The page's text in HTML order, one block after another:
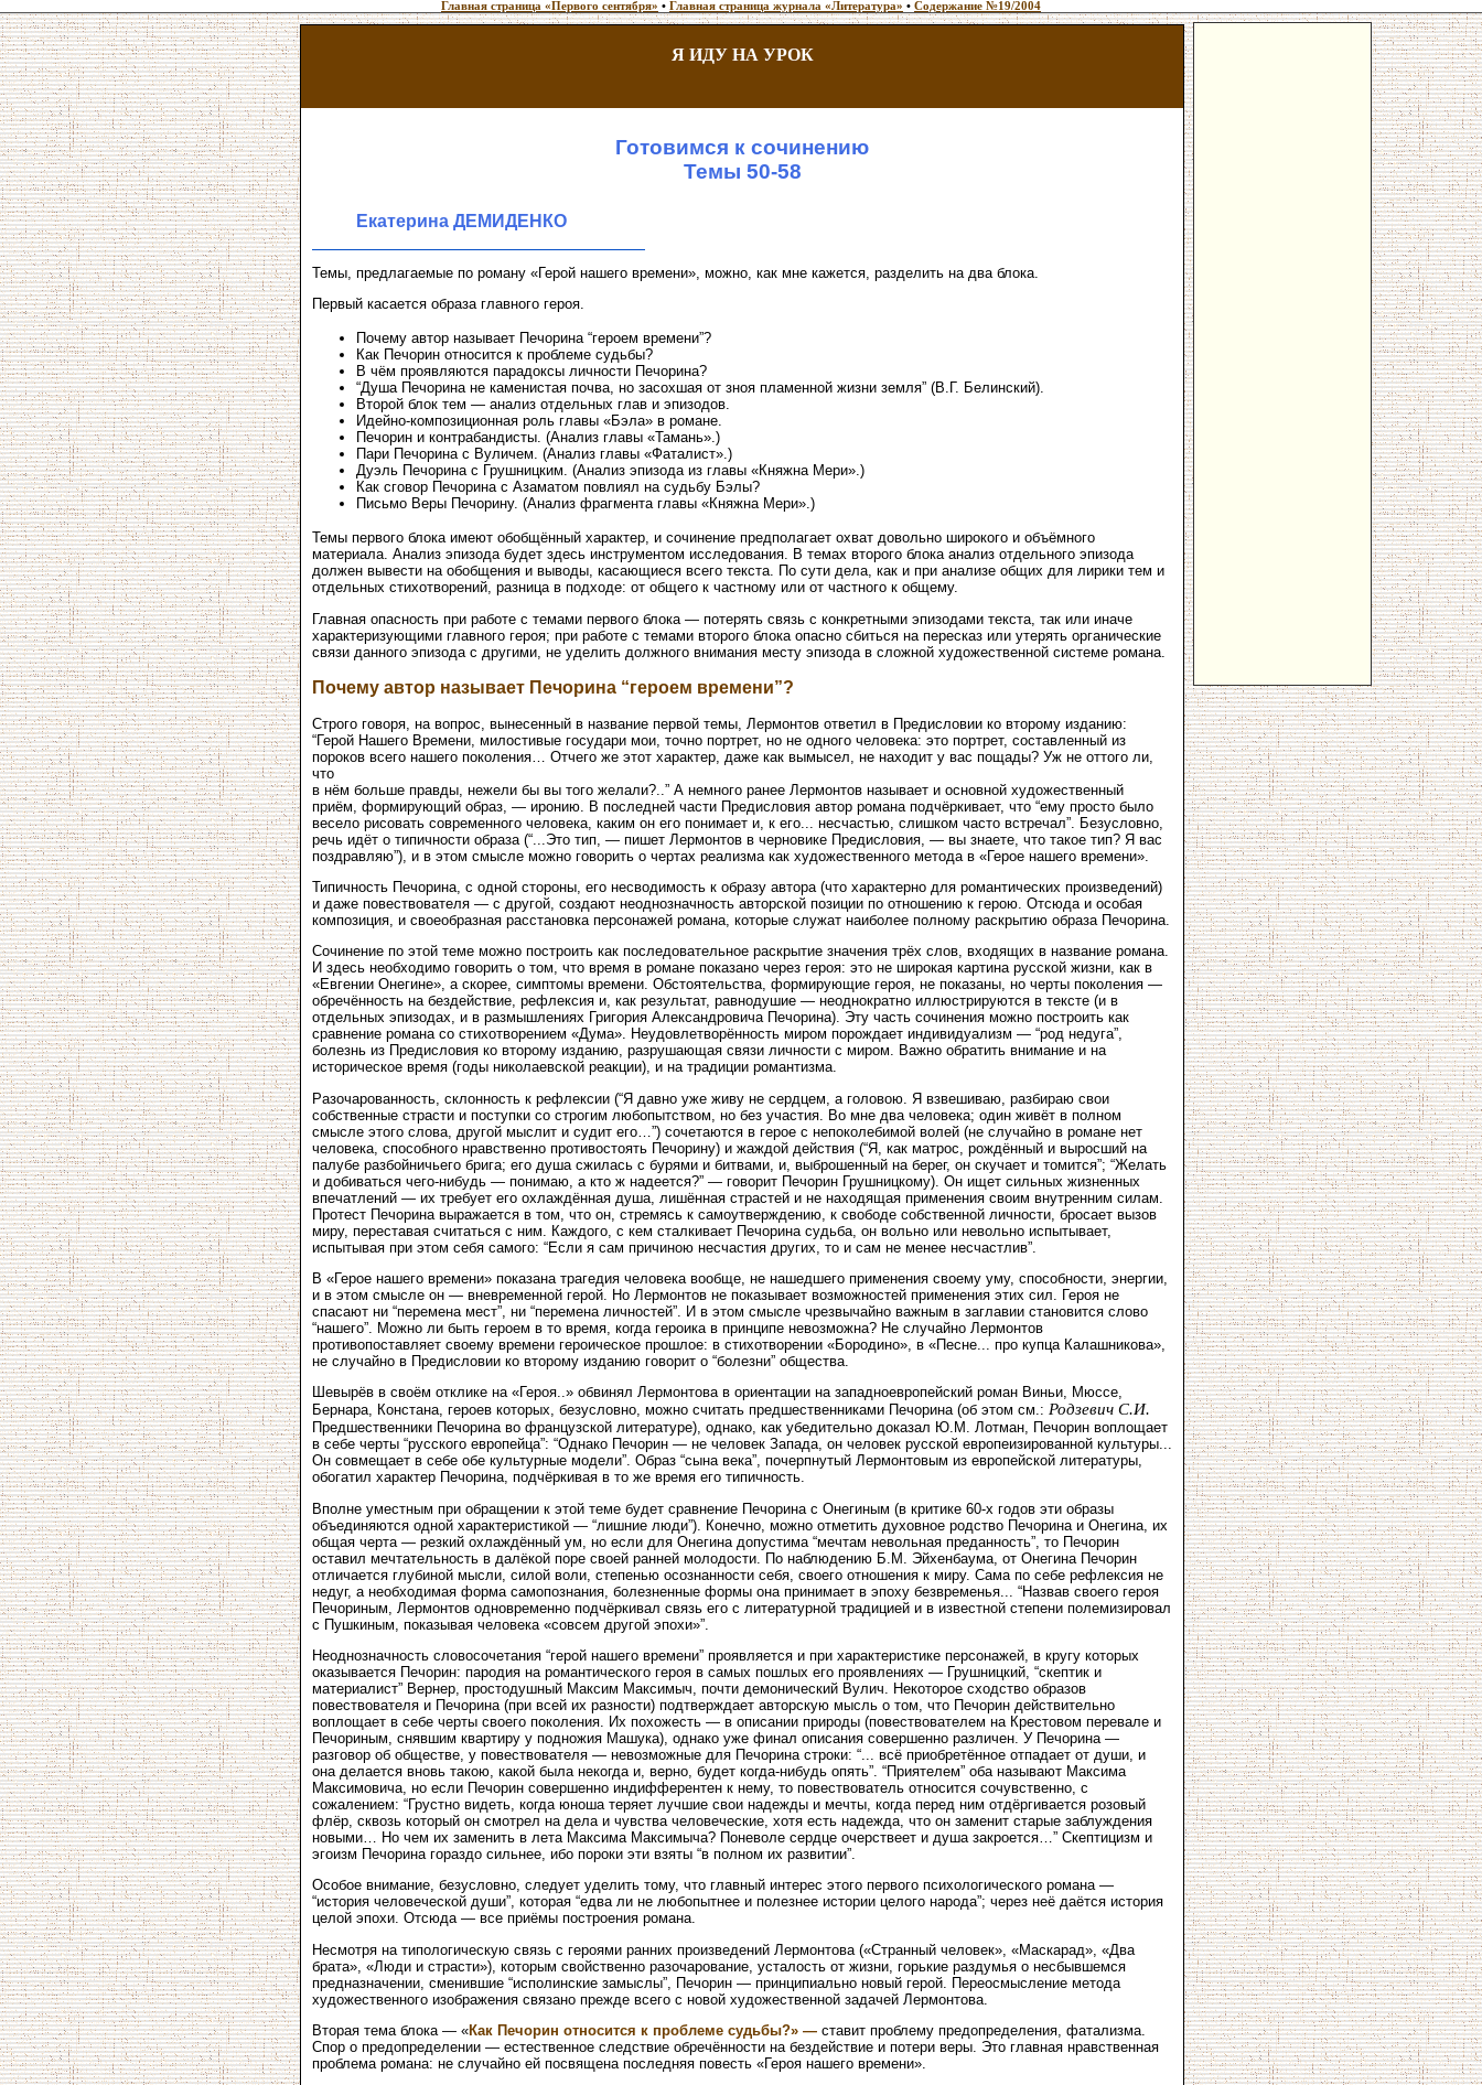
Главная страница «Первого сентября» • Главная страница журнала «Литература» • Содержание №19/2004
Я ИДУ НА УРОК
Готовимся к сочинению
Темы 50-58
Екатерина ДЕМИДЕНКО
Темы, предлагаемые по роману «Герой нашего времени», можно, как мне кажется, разделить на два блока.
Первый касается образа главного героя.
Почему автор называет Печорина “героем времени”?
Как Печорин относится к проблеме судьбы?
В чём проявляются парадоксы личности Печорина?
“Душа Печорина не каменистая почва, но засохшая от зноя пламенной жизни земля” (В.Г. Белинский).
Второй блок тем — анализ отдельных глав и эпизодов.
Идейно-композиционная роль главы «Бэла» в романе.
Печорин и контрабандисты. (Анализ главы «Тамань».)
Пари Печорина с Вуличем. (Анализ главы «Фаталист».)
Дуэль Печорина с Грушницким. (Анализ эпизода из главы «Княжна Мери».)
Как сговор Печорина с Азаматом повлиял на судьбу Бэлы?
Письмо Веры Печорину. (Анализ фрагмента главы «Княжна Мери».)
Темы первого блока имеют обобщённый характер, и сочинение предполагает охват довольно широкого и объёмного
материала. Анализ эпизода будет здесь инструментом исследования. В темах второго блока анализ отдельного эпизода
должен вывести на обобщения и выводы, касающиеся всего текста. По сути дела, как и при анализе общих для лирики тем и
отдельных стихотворений, разница в подходе: от общего к частному или от частного к общему.
Главная опасность при работе с темами первого блока — потерять связь с конкретными эпизодами текста, так или иначе
характеризующими главного героя; при работе с темами второго блока опасно сбиться на пересказ или утерять органические
связи данного эпизода с другими, не уделить должного внимания месту эпизода в сложной художественной системе романа.
Почему автор называет Печорина “героем времени”?
Строго говоря, на вопрос, вынесенный в название первой темы, Лермонтов ответил в Предисловии ко второму изданию:
“Герой Нашего Времени, милостивые государи мои, точно портрет, но не одного человека: это портрет, составленный из
пороков всего нашего поколения… Отчего же этот характер, даже как вымысел, не находит у вас пощады? Уж не оттого ли,
что
в нём больше правды, нежели бы вы того желали?..” А немного ранее Лермонтов называет и основной художественный
приём, формирующий образ, — иронию. В последней части Предисловия автор романа подчёркивает, что “ему просто было
весело рисовать современного человека, каким он его понимает и, к его... несчастью, слишком часто встречал”. Безусловно,
речь идёт о типичности образа (“...Это тип, — пишет Лермонтов в черновике Предисловия, — вы знаете, что такое тип? Я вас
поздравляю”), и в этом смысле можно говорить о чертах реализма как художественного метода в «Герое нашего времени».
Типичность Печорина, с одной стороны, его несводимость к образу автора (что характерно для романтических произведений)
и даже повествователя — с другой, создают неоднозначность авторской позиции по отношению к герою. Отсюда и особая
композиция, и своеобразная расстановка персонажей романа, которые служат наиболее полному раскрытию образа Печорина.
Сочинение по этой теме можно построить как последовательное раскрытие значения трёх слов, входящих в название романа.
И здесь необходимо говорить о том, что время в романе показано через героя: это не широкая картина русской жизни, как в
«Евгении Онегине», а скорее, симптомы времени. Обстоятельства, формирующие героя, не показаны, но черты поколения —
обречённость на бездействие, рефлексия и, как результат, равнодушие — неоднократно иллюстрируются в тексте (и в
отдельных эпизодах, и в размышлениях Григория Александровича Печорина). Эту часть сочинения можно построить как
сравнение романа со стихотворением «Дума». Неудовлетворённость миром порождает индивидуализм — “род недуга”,
болезнь из Предисловия ко второму изданию, разрушающая связи личности с миром. Важно обратить внимание и на
историческое время (годы николаевской реакции), и на традиции романтизма.
Разочарованность, склонность к рефлексии (“Я давно уже живу не сердцем, а головою. Я взвешиваю, разбираю свои
собственные страсти и поступки со строгим любопытством, но без участия. Во мне два человека; один живёт в полном
смысле этого слова, другой мыслит и судит его…”) сочетаются в герое с непоколебимой волей (не случайно в романе нет
человека, способного нравственно противостоять Печорину) и жаждой действия (“Я, как матрос, рождённый и выросший на
палубе разбойничьего брига; его душа сжилась с бурями и битвами, и, выброшенный на берег, он скучает и томится”; “Желать
и добиваться чего-нибудь — понимаю, а кто ж надеется?” — говорит Печорин Грушницкому). Он ищет сильных жизненных
впечатлений — их требует его охлаждённая душа, лишённая страстей и не находящая применения своим внутренним силам.
Протест Печорина выражается в том, что он, стремясь к самоутверждению, к свободе собственной личности, бросает вызов
миру, переставая считаться с ним. Каждого, с кем сталкивает Печорина судьба, он вольно или невольно испытывает,
испытывая при этом себя самого: “Если я сам причиною несчастия других, то и сам не менее несчастлив”.
В «Герое нашего времени» показана трагедия человека вообще, не нашедшего применения своему уму, способности, энергии,
и в этом смысле он — вневременной герой. Но Лермонтов не показывает возможностей применения этих сил. Героя не
спасают ни “перемена мест”, ни “перемена личностей”. И в этом смысле чрезвычайно важным в заглавии становится слово
“нашего”. Можно ли быть героем в то время, когда героика в принципе невозможна? Не случайно Лермонтов
противопоставляет своему времени героическое прошлое: в стихотворении «Бородино», в «Песне... про купца Калашникова»,
не случайно в Предисловии ко второму изданию говорит о “болезни” общества.
Шевырёв в своём отклике на «Героя..» обвинял Лермонтова в ориентации на западноевропейский роман Виньи, Мюссе,
Бернара, Констана, героев которых, безусловно, можно считать предшественниками Печорина (об этом см.: Родзевич С.И.
Предшественники Печорина во французской литературе), однако, как убедительно доказал Ю.М. Лотман, Печорин воплощает
в себе черты “русского европейца”: “Однако Печорин — не человек Запада, он человек русской европеизированной культуры...
Он совмещает в себе обе культурные модели”. Образ “сына века”, почерпнутый Лермонтовым из европейской литературы,
обогатил характер Печорина, подчёркивая в то же время его типичность.
Вполне уместным при обращении к этой теме будет сравнение Печорина с Онегиным (в критике 60-х годов эти образы
объединяются одной характеристикой — “лишние люди”). Конечно, можно отметить духовное родство Печорина и Онегина, их
общая черта — резкий охлаждённый ум, но если для Онегина допустима “мечтам невольная преданность”, то Печорин
оставил мечтательность в далёкой поре своей ранней молодости. По наблюдению Б.М. Эйхенбаума, от Онегина Печорин
отличается глубиной мысли, силой воли, степенью осознанности себя, своего отношения к миру. Сама по себе рефлексия не
недуг, а необходимая форма самопознания, болезненные формы она принимает в эпоху безвременья... “Назвав своего героя
Печориным, Лермонтов одновременно подчёркивал связь его с литературной традицией и в известной степени полемизировал
с Пушкиным, показывая человека «совсем другой эпохи»”.
Неоднозначность словосочетания “герой нашего времени” проявляется и при характеристике персонажей, в кругу которых
оказывается Печорин: пародия на романтического героя в самых пошлых его проявлениях — Грушницкий, “скептик и
материалист” Вернер, простодушный Максим Максимыч, почти демонический Вулич. Некоторое сходство образов
повествователя и Печорина (при всей их разности) подтверждает авторскую мысль о том, что Печорин действительно
воплощает в себе черты своего поколения. Их похожесть — в описании природы (повествователем на Крестовом перевале и
Печориным, снявшим квартиру у подножия Машука), однако уже финал описания совершенно различен. У Печорина —
разговор об обществе, у повествователя — невозможные для Печорина строки: “... всё приобретённое отпадает от души, и
она делается вновь такою, какой была некогда и, верно, будет когда-нибудь опять”. “Приятелем” оба называют Максима
Максимовича, но если Печорин совершенно индифферентен к нему, то повествователь относится сочувственно, с
сожалением: “Грустно видеть, когда юноша теряет лучшие свои надежды и мечты, когда перед ним отдёргивается розовый
флёр, сквозь который он смотрел на дела и чувства человеческие, хотя есть надежда, что он заменит старые заблуждения
новыми… Но чем их заменить в лета Максима Максимыча? Поневоле сердце очерствеет и душа закроется…” Скептицизм и
эгоизм Печорина гораздо сильнее, ибо пороки эти взяты “в полном их развитии”.
Особое внимание, безусловно, следует уделить тому, что главный интерес этого первого психологического романа —
“история человеческой души”, которая “едва ли не любопытнее и полезнее истории целого народа”; через неё даётся история
целой эпохи. Отсюда — все приёмы построения романа.
Несмотря на типологическую связь с героями ранних произведений Лермонтова («Странный человек», «Маскарад», «Два
брата», «Люди и страсти»), которым свойственно разочарование, усталость от жизни, горькие раздумья о несбывшемся
предназначении, сменившие “исполинские замыслы”, Печорин — принципиально новый герой. Переосмысление метода
художественного изображения связано прежде всего с новой художественной задачей Лермонтова.
Вторая тема блока — «Как Печорин относится к проблеме судьбы?» — ставит проблему предопределения, фатализма.
Спор о предопределении — естественное следствие обречённости на бездействие и потери веры. Это главная нравственная
проблема романа: не случайно ей посвящена последняя повесть «Героя нашего времени».